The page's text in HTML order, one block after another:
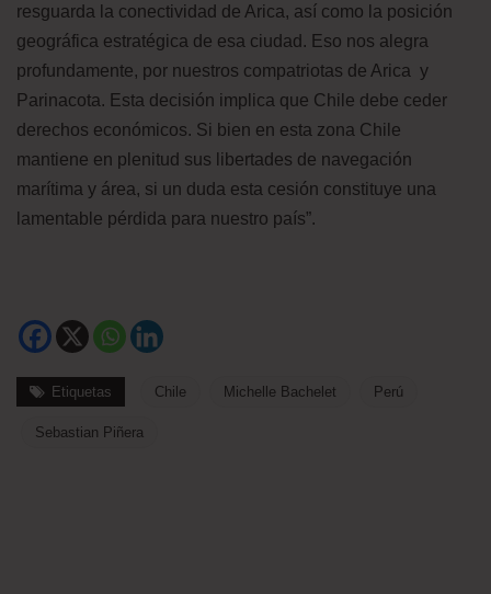
resguarda la conectividad de Arica, así como la posición
geográfica estratégica de esa ciudad. Eso nos alegra
profundamente, por nuestros compatriotas de Arica y
Parinacota. Esta decisión implica que Chile debe ceder
derechos económicos. Si bien en esta zona Chile
mantiene en plenitud sus libertades de navegación
marítima y área, si un duda esta cesión constituye una
lamentable pérdida para nuestro país”.
Etiquetas Chile Michelle Bachelet Perú
Sebastian Piñera